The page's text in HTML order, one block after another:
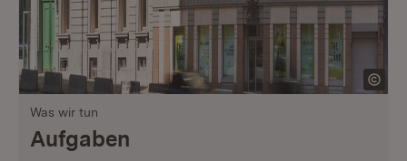
Was wir tun
Aufgaben